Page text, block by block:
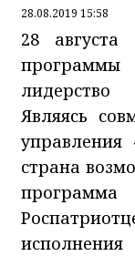
28.08.2019 15:58
28 августа
лидерство
Являясь
управления
страна